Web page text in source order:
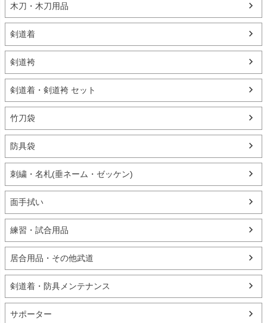
木刀・木刀用品
剣道着
剣道袴
剣道着・剣道袴 セット
竹刀袋
防具袋
刺繍・名札(垂ネーム・ゼッケン)
面手拭い
練習・試合用品
居合用品・その他武道
剣道着・防具メンテナンス
サポーター